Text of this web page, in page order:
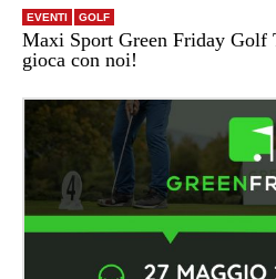
EVENTI GOLF
Maxi Sport Green Friday Golf
gioca con noi!